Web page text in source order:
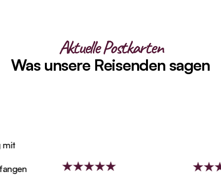
Aktuelle Postkarten
Was unsere Reisenden sagen